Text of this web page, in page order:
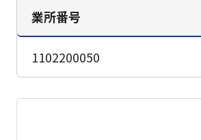
業所番号
1102200050